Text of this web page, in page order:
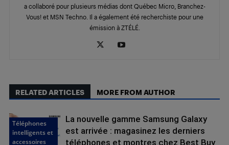
a collaboré pour plusieurs médias dont Québec Micro, Branchez-
Vous! et MSN Techno. Il a également été recherchiste pour une
émission à ZTÉLÉ.
RELATED ARTICLES MORE FROM AUTHOR
Téléphones
intelligents et
accessoires
La nouvelle gamme Samsung Galaxy
est arrivée : magasinez les derniers
téléphones et montres chez Best Buy